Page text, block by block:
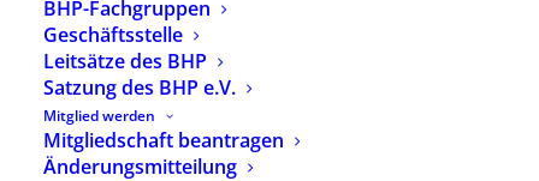
BHP-Fachgruppen
Geschäftsstelle
Leitsätze des BHP
Satzung des BHP e.V.
Mitglied werden
Mitgliedschaft beantragen
Änderungsmitteilung